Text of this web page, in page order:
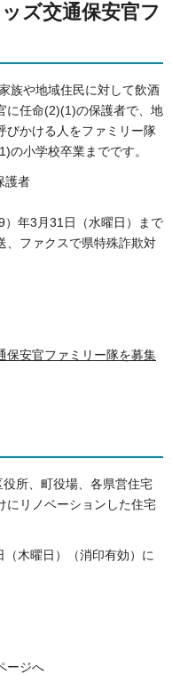
ズ交通保安官フ
族や地域住民に対して飲酒
に任命(2)(1)の保護者で、地
びかける人をファミリー隊
の小学校卒業までです。
護者
）年3月31日（水曜日）まで
、ファクスで県特殊詐欺対
保安官ファミリー隊を募集
所、町役場、各県営住宅
にリノベーションした住宅
（木曜日）（消印有効）に
ージへ